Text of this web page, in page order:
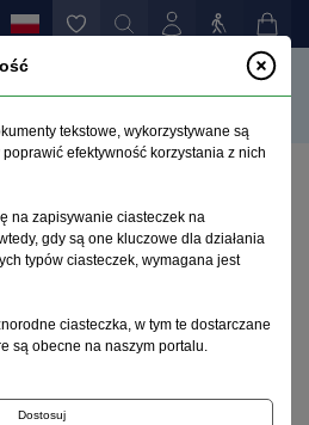
4
tekstowe, wykorzystywane są
efektywność korzystania z nich
na zapisywanie ciasteczek na
gdy są one kluczowe dla działania
typów ciasteczek, wymagana jest
ciasteczka, w tym te dostarczane
są obecne na naszym portalu.
Dostosuj